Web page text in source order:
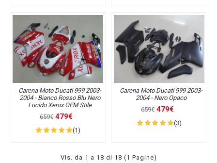
Carena Moto Ducati 999 2003-
2004 - Bianco Rosso Blu Nero
Lucido Xerox OEM Stile
659€ 479€
(1)
Carena Moto Ducati 999 2003-
2004 - Nero Opaco
659€ 479€
(3)
Vis. da 1 a 18 di 18 (1 Pagine)